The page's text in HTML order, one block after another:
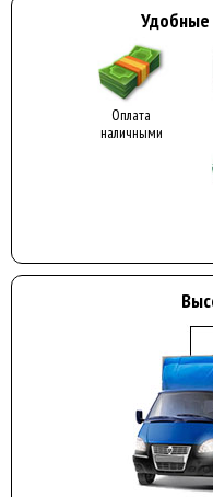
Удобные
Оплата
наличными